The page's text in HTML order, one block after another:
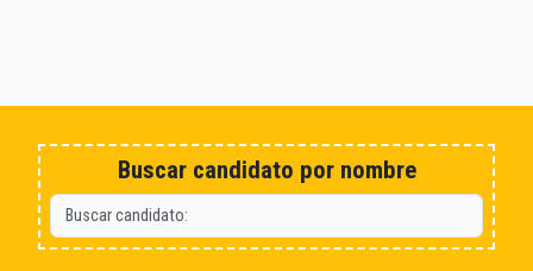
Buscar candidato por nombre